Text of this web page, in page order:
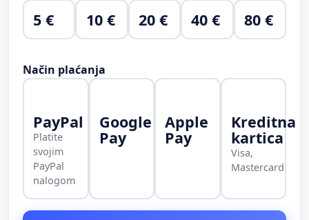
5 € 10 € 20 € 40 € 80 €
Način plaćanja
PayPal
Platite
svojim
PayPal
nalogom
Google
Pay
Apple
Pay
Kreditna
kartica
Visa,
Mastercard